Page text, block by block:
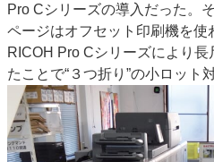
Pro Cシリーズの導入だった。
ページはオフセット印刷機を使
RICOH Pro Cシリーズにより
たことで“３つ折り”の小ロット